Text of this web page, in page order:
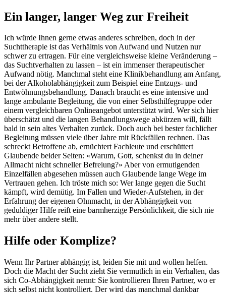
Ein langer, langer Weg zur Freiheit
Ich würde Ihnen gerne etwas anderes schreiben, doch in der
Suchttherapie ist das Verhältnis von Aufwand und Nutzen nur
schwer zu ertragen. Für eine vergleichsweise kleine Veränderung –
das Suchtverhalten zu lassen – ist ein immenser therapeutischer
Aufwand nötig. Manchmal steht eine Klinikbehandlung am Anfang,
bei der Alkoholabhängigkeit zum Beispiel eine Entzugs- und
Entwöhnungsbehandlung. Danach braucht es eine intensive und
lange ambulante Begleitung, die von einer Selbsthilfegruppe oder
einem vergleichbaren Onlineangebot unterstützt wird. Wer sich hier
überschätzt und die langen Behandlungswege abkürzen will, fällt
bald in sein altes Verhalten zurück. Doch auch bei bester fachlicher
Begleitung müssen viele über Jahre mit Rückfällen rechnen. Das
schreckt Betroffene ab, ernüchtert Fachleute und erschüttert
Glaubende beider Seiten: «Warum, Gott, schenkst du in deiner
Allmacht nicht schneller Befreiung?» Aber von ermutigenden
Einzelfällen abgesehen müssen auch Glaubende lange Wege im
Vertrauen gehen. Ich tröste mich so: Wer lange gegen die Sucht
kämpft, wird demütig. Im Fallen und Wieder-Aufstehen, in der
Erfahrung der eigenen Ohnmacht, in der Abhängigkeit von
geduldiger Hilfe reift eine barmherzige Persönlichkeit, die sich nie
mehr über andere stellt.
Hilfe oder Komplize?
Wenn Ihr Partner abhängig ist, leiden Sie mit und wollen helfen.
Doch die Macht der Sucht zieht Sie vermutlich in ein Verhalten, das
sich Co-Abhängigkeit nennt: Sie kontrollieren Ihren Partner, wo er
sich selbst nicht kontrolliert. Der wird das manchmal dankbar